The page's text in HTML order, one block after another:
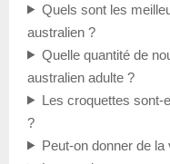
Quels sont les
australien ?
Quelle quantité de
australien adulte ?
Les croquettes sont-
?
Peut-on donner de